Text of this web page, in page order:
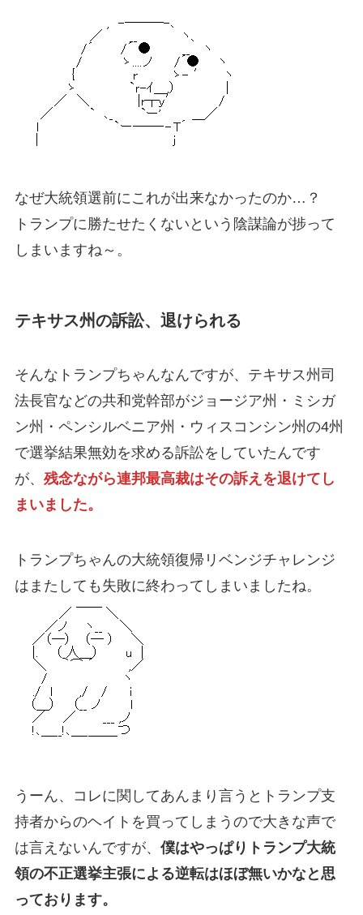
なぜ大統領選前にこれが出来なかったのか…？
トランプに勝たせたくないという陰謀論が捗って
しまいますね～。
テキサス州の訴訟、退けられる
そんなトランプちゃんなんですが、テキサス州司
法長官などの共和党幹部がジョージア州・ミシガ
ン州・ペンシルベニア州・ウィスコンシン州の4州
で選挙結果無効を求める訴訟をしていたんです
が、 残念ながら連邦最高裁はその訴えを退けてし
まいました。
トランプちゃんの大統領復帰リベンジチャレンジ
はまたしても失敗に終わってしまいましたね。
うーん、コレに関してあんまり言うとトランプ支
持者からのヘイトを買ってしまうので大きな声で
は言えないんですが、 僕はやっぱりトランプ大統
領の不正選挙主張による逆転はほぼ無いかなと思
っております。